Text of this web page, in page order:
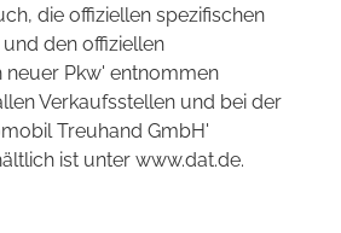
die offiziellen spezifischen
den offiziellen
Pkw' entnommen
Verkaufsstellen und bei der
Treuhand GmbH'
ist unter www.dat.de.